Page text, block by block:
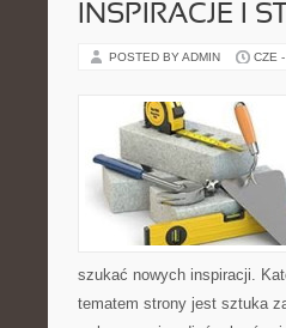
INSPIRACJE I
POSTED BY ADMIN CZE
szukać nowych inspiracji.
tematem strony jest sztuka